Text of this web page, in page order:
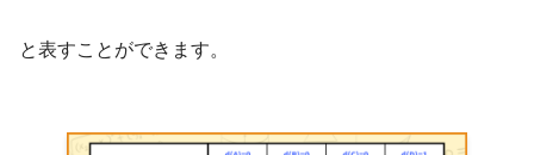
と表すことができます。